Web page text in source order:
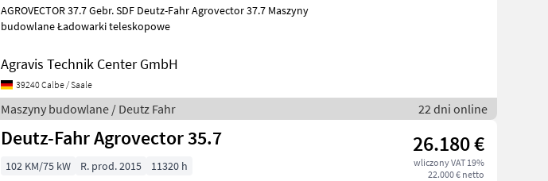
AGROVECTOR 37.7 Gebr. SDF Deutz-Fahr Agrovector 37.7 Maszyny
budowlane Ładowarki teleskopowe
Agravis Technik Center GmbH
39240 Calbe / Saale
Maszyny budowlane / Deutz Fahr 22 dni online
Deutz-Fahr Agrovector 35.7 26.180 €
wliczony VAT 19%
22.000 € netto
102 KM/75 kW R. prod. 2015 11320 h